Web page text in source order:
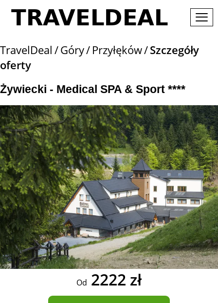
TravelDeal Góry Przyłęków Szczegóły
oferty
Żywiecki - Medical SPA & Sport ****
Od 2222 zł